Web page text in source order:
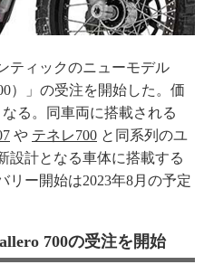
ティックのニューモデル
）」の受注を開始した。価
る。同車両に搭載される
や テネレ700 と同系列のユ
設計となる車体に搭載する
リー開始は2023年8月の予定
700の受注を開始